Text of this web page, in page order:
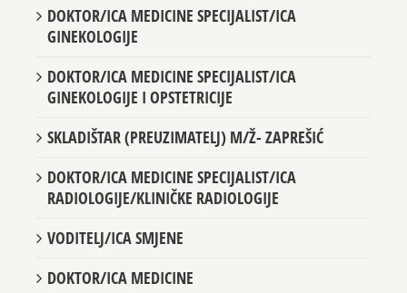
DOKTOR/ICA MEDICINE SPECIJALIST/ICA
GINEKOLOGIJE
DOKTOR/ICA MEDICINE SPECIJALIST/ICA
GINEKOLOGIJE I OPSTETRICIJE
SKLADIŠTAR (PREUZIMATELJ) M/Ž- ZAPREŠIĆ
DOKTOR/ICA MEDICINE SPECIJALIST/ICA
RADIOLOGIJE/KLINIČKE RADIOLOGIJE
VODITELJ/ICA SMJENE
DOKTOR/ICA MEDICINE